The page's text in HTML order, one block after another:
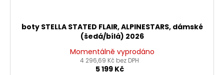
boty STELLA STATED FLAIR, ALPINESTARS, dámské
(šedá/bílá) 2026
Momentálně vyprodáno
4 296,69 Kč bez DPH
5 199 Kč